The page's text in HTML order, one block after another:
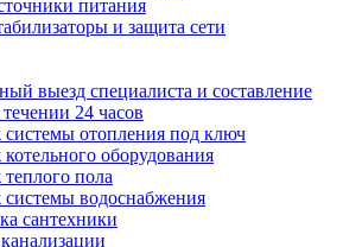
питания
и защита сети
выезд специалиста и составление
24 часов
отопления под ключ
оборудования
пола
водоснабжения
сантехники